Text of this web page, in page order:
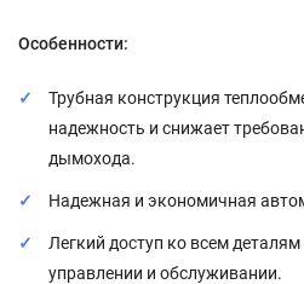
Особенности:
Трубная конструкция
надежность и снижает
дымохода.
Надежная и экономичная
Легкий доступ ко всем
управлении и обслуживании.